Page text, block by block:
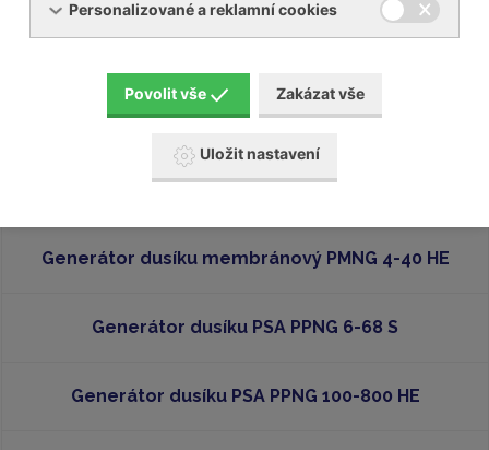
Soubory ke stažení
ppng-1-12-skid-he-high-pressure-nitrogen-skid-
7daf7.pdf [PDF, 1,72 MB]
Generátor dusíku membránový PMNG 1-3
Generátor dusíku membránový PMNG 4-40 HE
Generátor dusíku PSA PPNG 6-68 S
Generátor dusíku PSA PPNG 100-800 HE
Personalizované a reklamní cookies
Povolit vše Zakázat vše
Uložit nastavení